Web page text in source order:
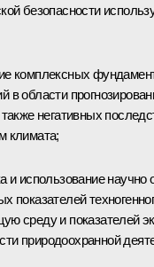
безопасности
комплексных
в области
негативных
климата;
и использование научно
показателей
среду и показателей
природоохранной